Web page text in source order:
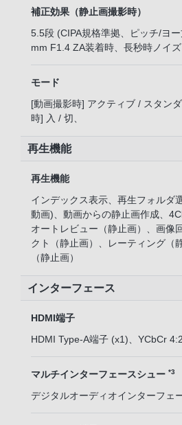
補正効果（静止画撮影時）
5.5段 (CIPA規格準拠、ピッチ/ヨ
mm F1.4 ZA装着時、長秒時ノイ
モード
[動画撮影時] アクティブ / スタン
時] 入 / 切、
再生機能
再生機能
インデックス表示、再生フォルダ
動画)、動画からの静止画作成、
オートレビュー（静止画）、画像
クト（静止画）、レーティング（
（静止画）
インターフェース
HDMI端子
HDMI Type-A端子 (x1)、YCbCr
マルチインターフェースシュー *3
デジタルオーディオインターフェ